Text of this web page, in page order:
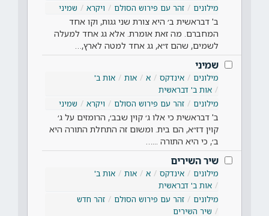
מילונים
זהר עם פירוש הסולם ויקרא שמיני
ב' דבראשית ב׳ היא צורת שני גגות, וקו אחד
המחברם. מה זאת אומרת. אלא גג אחד למעלה
לשמים, שהם ז״א, גג אחד למטה לארץ,…
שמיני
מילונים אינדקס א אות
אות ב'
אות ב' דבראשית
מילונים
זהר עם פירוש הסולם ויקרא שמיני
ב' דבראשית כי אלו ג׳ קוין שבב׳, הרומזים על ג׳
קוין דז״א, הם בית. ומשום זה התחלת התורה היא
ב׳, כי היא התורה ...…
שיר השירים
מילונים אינדקס א אות
אות ב'
אות ב' דבראשית
מילונים
זהר עם פירוש הסולם
זהר חדש
שיר השירים